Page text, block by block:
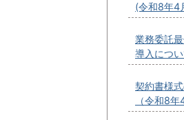
(令和8年4
業務委託
導入につ
契約書様
（令和8年